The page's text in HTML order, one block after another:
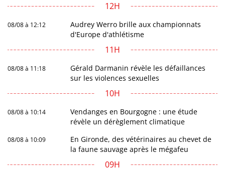
12H
08/08 à 12:12
Audrey Werro brille aux championnats
d'Europe d'athlétisme
11H
08/08 à 11:18
Gérald Darmanin révèle les défaillances
sur les violences sexuelles
10H
08/08 à 10:14
Vendanges en Bourgogne : une étude
révèle un dérèglement climatique
08/08 à 10:09
En Gironde, des vétérinaires au chevet de
la faune sauvage après le mégafeu
09H